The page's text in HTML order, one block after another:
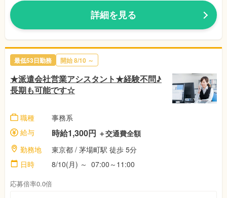
詳細を見る
最低53日勤務 開始 8/10 ～
★派遣会社営業アシスタント★経験不問♪
長期も可能です☆
職種
事務系
給与
時給1,300円 ＋交通費全額
勤務地
東京都 / 茅場町駅 徒歩 5分
日時
8/10(月) ～ 07:00～11:00
応募倍率0.0倍